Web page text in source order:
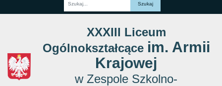
XXXIII Liceum
Ogólnokształcące im. Armii
Krajowej
w Zespole Szkolno-